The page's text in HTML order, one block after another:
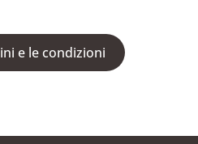
e le condizioni